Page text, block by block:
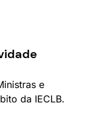
e
da IECLB.